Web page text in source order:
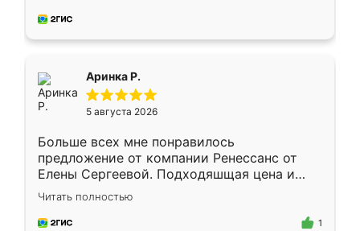
за день, ребята работали аккуратно, даже
Аринка Р.
5 августа 2026
Больше всех мне понравилось
предложение от компании Ренессанс от
Елены Сергеевой. Подходяшщая цена и
короткие сроки изготовления. Приехавший
для замера сотрудник Владислав
предложил по моему эскизу самый
Читать полностью
1